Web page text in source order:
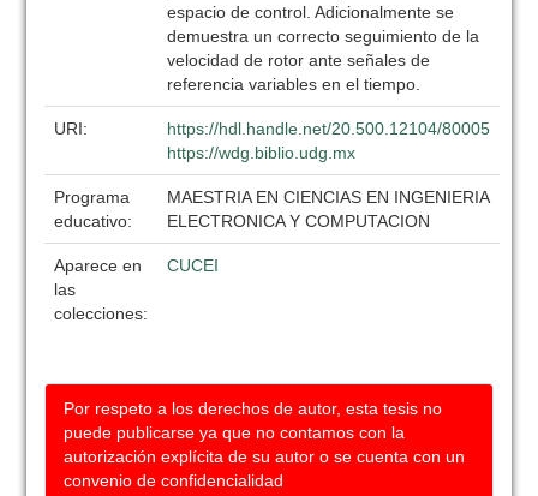
espacio de control. Adicionalmente se
demuestra un correcto seguimiento de la
velocidad de rotor ante señales de
referencia variables en el tiempo.
URI:
https://hdl.handle.net/20.500.12104/80005
https://wdg.biblio.udg.mx
Programa
educativo:
MAESTRIA EN CIENCIAS EN INGENIERIA
ELECTRONICA Y COMPUTACION
Aparece en
las
colecciones:
CUCEI
Por respeto a los derechos de autor, esta tesis no
puede publicarse ya que no contamos con la
autorización explícita de su autor o se cuenta con un
convenio de confidencialidad